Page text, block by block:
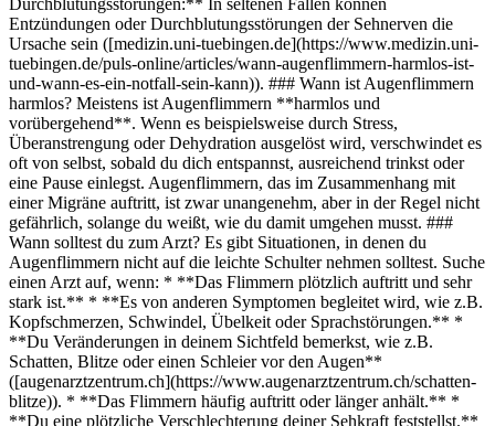
Durchblutungsstörungen:** In seltenen Fällen können
Entzündungen oder Durchblutungsstörungen der Sehnerven die
Ursache sein ([medizin.uni-tuebingen.de](https://www.medizin.uni-
tuebingen.de/puls-online/articles/wann-augenflimmern-harmlos-ist-
und-wann-es-ein-notfall-sein-kann)). ### Wann ist Augenflimmern
harmlos? Meistens ist Augenflimmern **harmlos und
vorübergehend**. Wenn es beispielsweise durch Stress,
Überanstrengung oder Dehydration ausgelöst wird, verschwindet es
oft von selbst, sobald du dich entspannst, ausreichend trinkst oder
eine Pause einlegst. Augenflimmern, das im Zusammenhang mit
einer Migräne auftritt, ist zwar unangenehm, aber in der Regel nicht
gefährlich, solange du weißt, wie du damit umgehen musst. ###
Wann solltest du zum Arzt? Es gibt Situationen, in denen du
Augenflimmern nicht auf die leichte Schulter nehmen solltest. Suche
einen Arzt auf, wenn: * **Das Flimmern plötzlich auftritt und sehr
stark ist.** * **Es von anderen Symptomen begleitet wird, wie z.B.
Kopfschmerzen, Schwindel, Übelkeit oder Sprachstörungen.** *
**Du Veränderungen in deinem Sichtfeld bemerkst, wie z.B.
Schatten, Blitze oder einen Schleier vor den Augen**
([augenarztzentrum.ch](https://www.augenarztzentrum.ch/schatten-
blitze)). * **Das Flimmern häufig auftritt oder länger anhält.** *
**Du eine plötzliche Verschlechterung deiner Sehkraft feststellst.**